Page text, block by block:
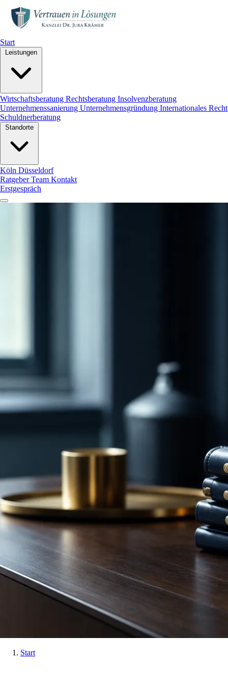
Start
Leistungen
Wirtschaftsberatung Rechtsberatung Insolvenzberatung
Unternehmenssanierung Unternehmensgründung Internationales Recht
Schuldnerberatung
Standorte
Köln Düsseldorf
RatgeberTeam Kontakt
Erstgespräch
Start